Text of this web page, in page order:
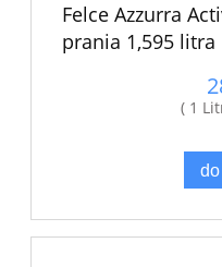
Felce Azzurra
prania 1,595 litra
( 1